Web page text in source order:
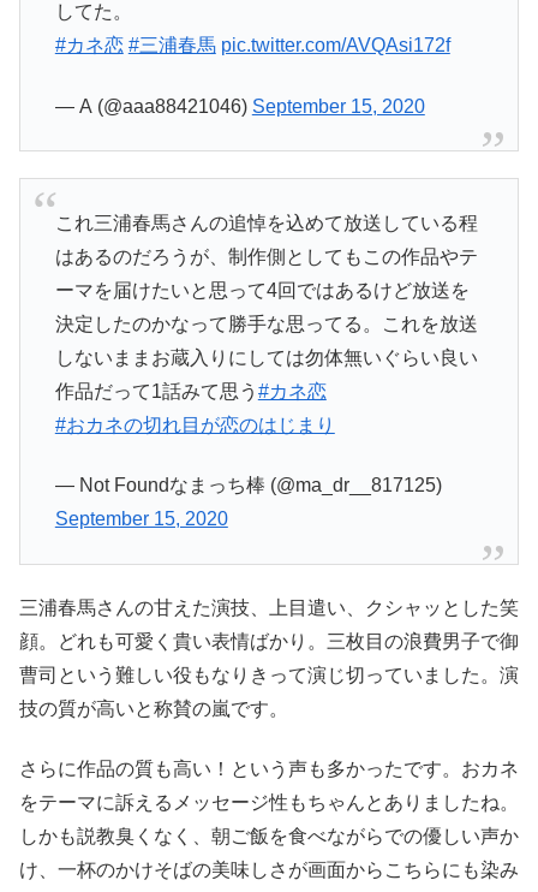
してた。
#カネ恋 #三浦春馬 pic.twitter.com/AVQAsi172f
— A (@aaa88421046) September 15, 2020
これ三浦春馬さんの追悼を込めて放送している程
はあるのだろうが、制作側としてもこの作品やテ
ーマを届けたいと思って4回ではあるけど放送を
決定したのかなって勝手な思ってる。これを放送
しないままお蔵入りにしては勿体無いぐらい良い
作品だって1話みて思う #カネ恋
#おカネの切れ目が恋のはじまり
— Not Foundなまっち棒 (@ma_dr__817125)
September 15, 2020
三浦春馬さんの甘えた演技、上目遣い、クシャッとした笑
顔。どれも可愛く貴い表情ばかり。三枚目の浪費男子で御
曹司という難しい役もなりきって演じ切っていました。演
技の質が高いと称賛の嵐です。
さらに作品の質も高い！という声も多かったです。おカネ
をテーマに訴えるメッセージ性もちゃんとありましたね。
しかも説教臭くなく、朝ご飯を食べながらでの優しい声か
け、一杯のかけそばの美味しさが画面からこちらにも染み